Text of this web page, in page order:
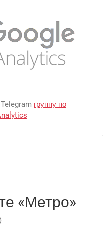
группу по
«Метро»